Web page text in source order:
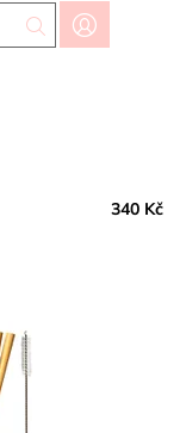
340 Kč